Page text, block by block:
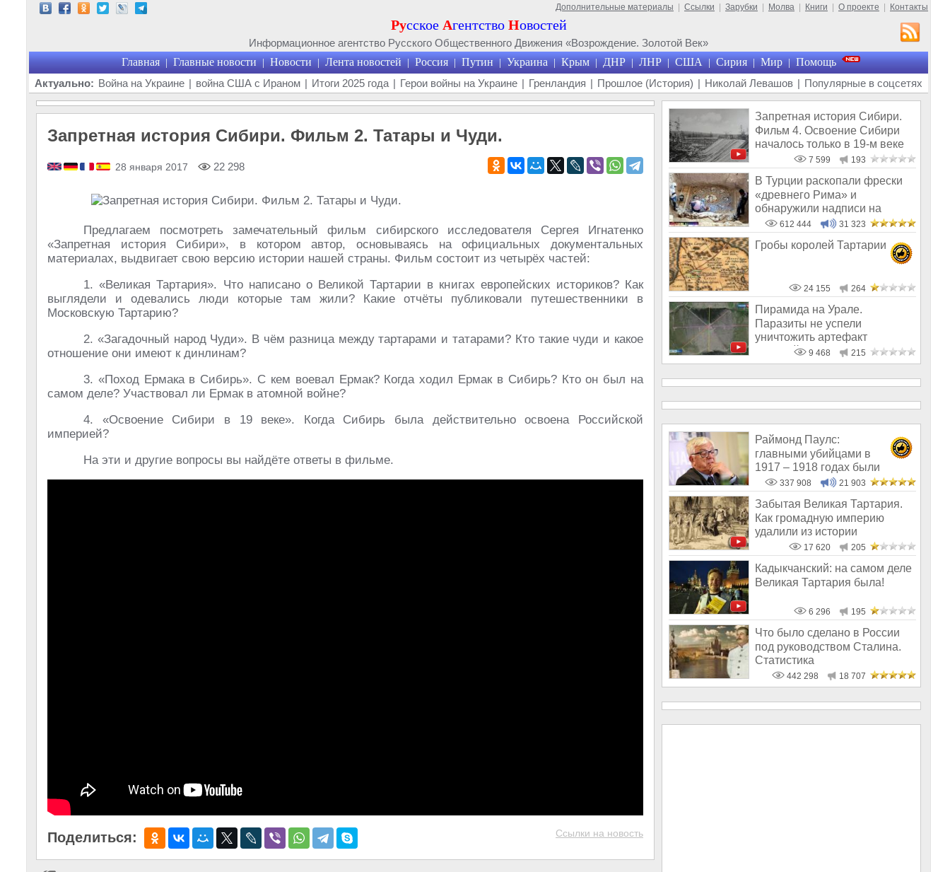
Дополнительные материалы Ссылки Зарубки Молва Книги О проекте Контакты
Русское Агентство Новостей
Информационное агентство Русского Общественного Движения «Возрождение. Золотой Век»
Главная | Главные новости | Новости | Лента новостей | Россия | Путин | Украина | Крым | ДНР | ЛНР | США | Сирия | Мир | Помощь
Актуально: Война на Украине | война США с Ираном | Итоги 2025 года | Герои войны на Украине | Гренландия | Прошлое (История) | Николай Левашов | Популярные в соцсетях
Запретная история Сибири. Фильм 2. Татары и Чуди.
28 января 2017 22 298
Предлагаем посмотреть замечательный фильм сибирского исследователя Сергея Игнатенко
«Запретная история Сибири», в котором автор, основываясь на официальных документальных
материалах, выдвигает свою версию истории нашей страны. Фильм состоит из четырёх частей:
1. «Великая Тартария». Что написано о Великой Тартарии в книгах европейских историков? Как
выглядели и одевались люди которые там жили? Какие отчёты публиковали путешественники в
Московскую Тартарию?
2. «Загадочный народ Чуди». В чём разница между тартарами и татарами? Кто такие чуди и какое
отношение они имеют к динлинам?
3. «Поход Ермака в Сибирь». С кем воевал Ермак? Когда ходил Ермак в Сибирь? Кто он был на
самом деле? Участвовал ли Ермак в атомной войне?
4. «Освоение Сибири в 19 веке». Когда Сибирь была действительно освоена Российской
империей?
На эти и другие вопросы вы найдёте ответы в фильме.
Поделиться: Ссылки на новость
Запретная история Сибири.
Фильм 4. Освоение Сибири
началось только в 19-м веке
7 599 193
В Турции раскопали фрески
«древнего Рима» и
обнаружили надписи на
Русском!
612 444 31 323
Гробы королей Тартарии
24 155 264
Пирамида на Урале.
Паразиты не успели
уничтожить артефакт
древней цивилизации
9 468 215
Раймонд Паулс:
главными убийцами в
1917 – 1918 годах были
латыши и евреи, а не русс
337 908 21 903
Забытая Великая Тартария.
Как громадную империю
удалили из истории
17 620 205
Кадыкчанский: на самом деле
Великая Тартария была!
6 296 195
Что было сделано в России
под руководством Сталина.
Статистика
442 298 18 707